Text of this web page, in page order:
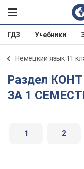
ГДЗ Учебники
Немецкий язык 11
Раздел КОНТРОЛЬНА РОБОТА
ЗА 1
1 2